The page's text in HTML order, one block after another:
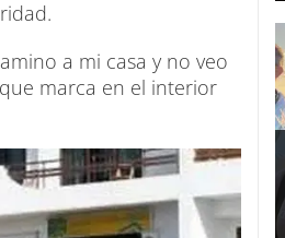
a mi casa y no veo
marca en el interior